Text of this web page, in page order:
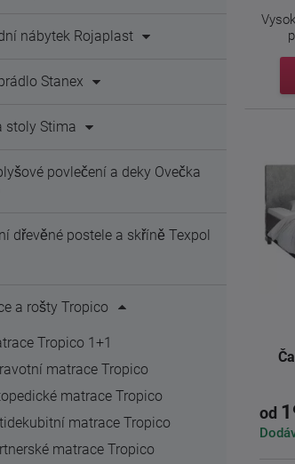
nábytek Rojaplast
Stanex
stoly Stima
povlečení a deky Ovečka
dřevěné postele a skříně Texpol
a rošty Tropico
Tropico 1+1
matrace Tropico
matrace Tropico
matrace Tropico
matrace Tropico
od